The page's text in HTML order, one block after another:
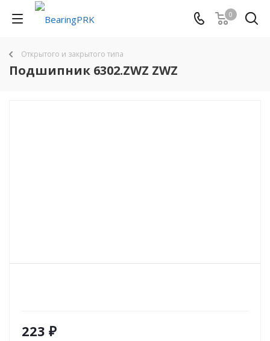
0
Открытого и закрытого типа
Подшипник 6302.ZWZ ZWZ
223 ₽